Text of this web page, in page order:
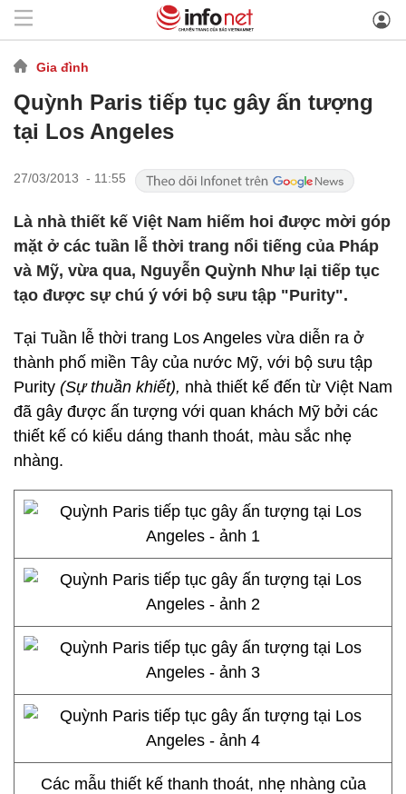
Gia đình
Quỳnh Paris tiếp tục gây ấn tượng
tại Los Angeles
27/03/2013 - 11:55
Là nhà thiết kế Việt Nam hiếm hoi được mời góp
mặt ở các tuần lễ thời trang nổi tiếng của Pháp
và Mỹ, vừa qua, Nguyễn Quỳnh Như lại tiếp tục
tạo được sự chú ý với bộ sưu tập "Purity".
Tại Tuần lễ thời trang Los Angeles vừa diễn ra ở
thành phố miền Tây của nước Mỹ, với bộ sưu tập
Purity (Sự thuần khiết), nhà thiết kế đến từ Việt Nam
đã gây được ấn tượng với quan khách Mỹ bởi các
thiết kế có kiểu dáng thanh thoát, màu sắc nhẹ
nhàng.
Các mẫu thiết kế thanh thoát, nhẹ nhàng của